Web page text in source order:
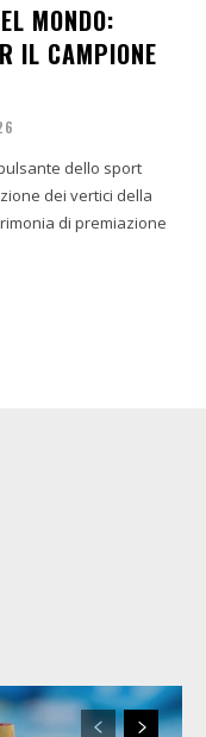
MONDO:
IL CAMPIONE
dello sport
dei vertici della
di premiazione